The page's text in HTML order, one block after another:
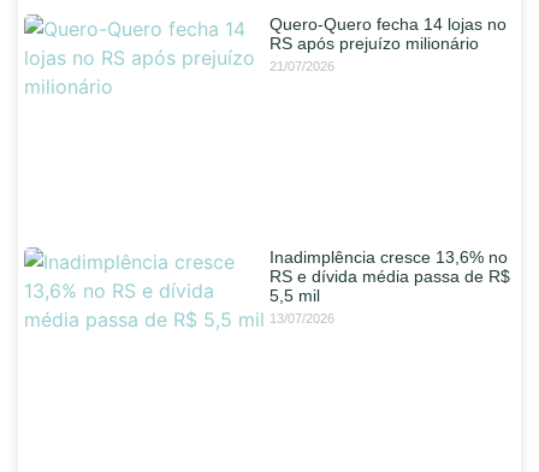
Quero-Quero fecha 14 lojas no
RS após prejuízo milionário
21/07/2026
Inadimplência cresce 13,6% no
RS e dívida média passa de R$
5,5 mil
13/07/2026